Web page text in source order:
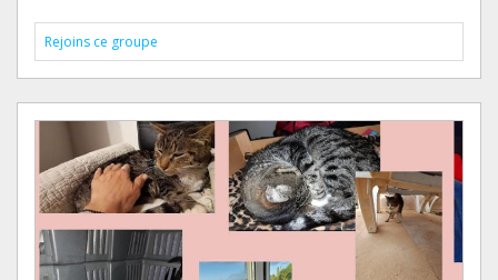
Rejoins ce groupe